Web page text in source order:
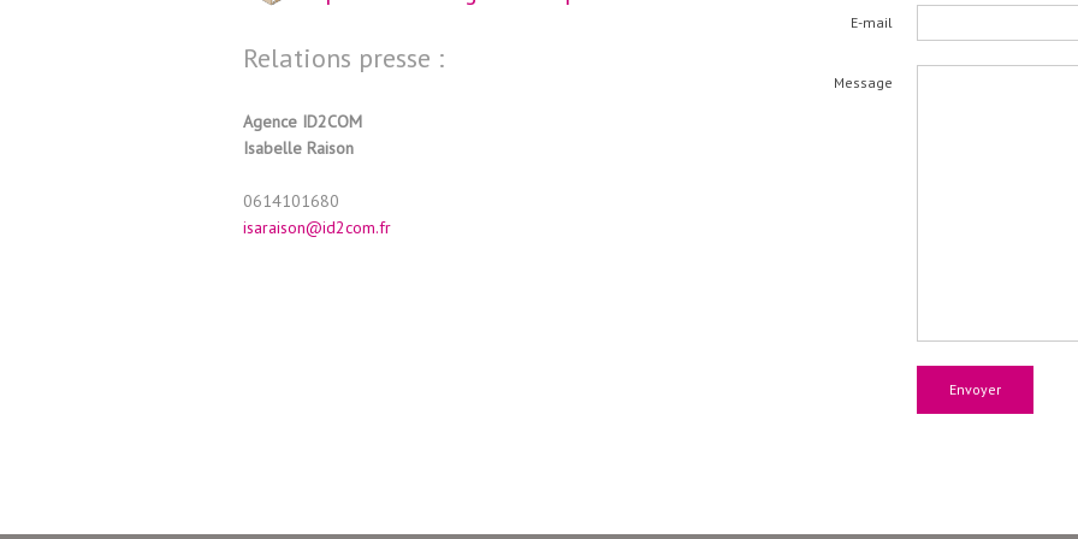
Relations presse :
Agence ID2COM
Isabelle Raison
0614101680
isaraison@id2com.fr
E-mail
Message
Envoyer